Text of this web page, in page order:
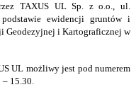
TAXUS UL Sp. z o.o., ul.
ewidencji gruntów i
Geodezyjnej i Kartograficznej w
UL możliwy jest pod numerem
– 15.30.